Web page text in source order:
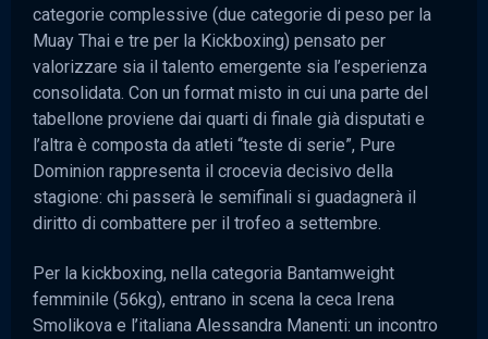
categorie complessive (due categorie di peso per la
Muay Thai e tre per la Kickboxing) pensato per
valorizzare sia il talento emergente sia l’esperienza
consolidata. Con un format misto in cui una parte del
tabellone proviene dai quarti di finale già disputati e
l’altra è composta da atleti “teste di serie”, Pure
Dominion rappresenta il crocevia decisivo della
stagione: chi passerà le semifinali si guadagnerà il
diritto di combattere per il trofeo a settembre.
Per la kickboxing, nella categoria Bantamweight
femminile (56kg), entrano in scena la ceca Irena
Smolikova e l’italiana Alessandra Manenti: un incontro